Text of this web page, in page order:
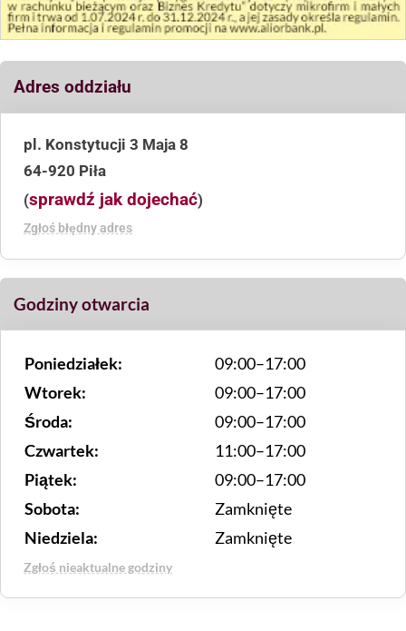
Adres oddziału
pl. Konstytucji 3 Maja 8
64-920 Piła
(sprawdź jak dojechać)
Zgłoś błędny adres
Godziny otwarcia
Poniedziałek:
09:00–17:00
Wtorek:
09:00–17:00
Środa:
09:00–17:00
Czwartek:
11:00–17:00
Piątek:
09:00–17:00
Sobota:
Zamknięte
Niedziela:
Zamknięte
Zgłoś nieaktualne godziny